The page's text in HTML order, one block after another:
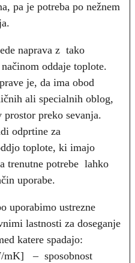
pa je potreba po nežnem
naprava z tako
oddaje toplote.
je, da ima obod
ali specialnih oblog,
preko sevanja.
odprtine za
toplote, ki imajo
trenutne potrebe lahko
uporabe.
uporabimo ustrezne
lastnosti za doseganje
katere spadajo:
mK] – sposobnost